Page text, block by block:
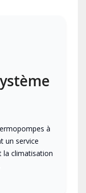
à
un service
la climatisation